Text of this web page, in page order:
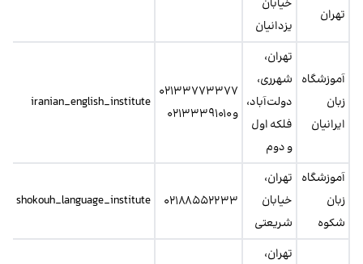
تهران
خیابان
یزدانیان
آموزشگاه
زبان
ایرانیان
تهران،
شهرری،
دولت‌آباد،
فلکه اول
و دوم
۰۲۱۳۳۷۷۳۳۷۷
و ۰۲۱۳۳۳۹۱۰۱۰
iranian_english_institute
آموزشگاه
زبان
شکوه
تهران،
خیابان
شریعتی
۰۲۱۸۸۵۵۲۲۳۳ shokouh_language_institute
تهران،